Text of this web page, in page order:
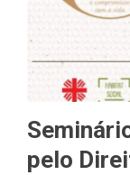
pelo